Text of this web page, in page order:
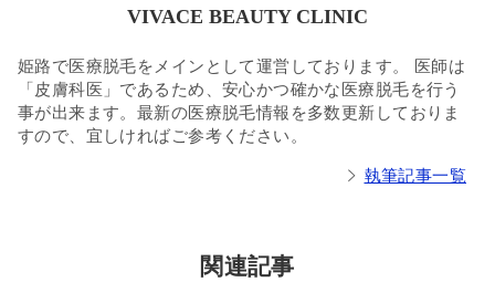
VIVACE BEAUTY CLINIC
姫路で医療脱毛をメインとして運営しております。 医師は
「皮膚科医」であるため、安心かつ確かな医療脱毛を行う
事が出来ます。最新の医療脱毛情報を多数更新しておりま
すので、宜しければご参考ください。
執筆記事一覧
関連記事